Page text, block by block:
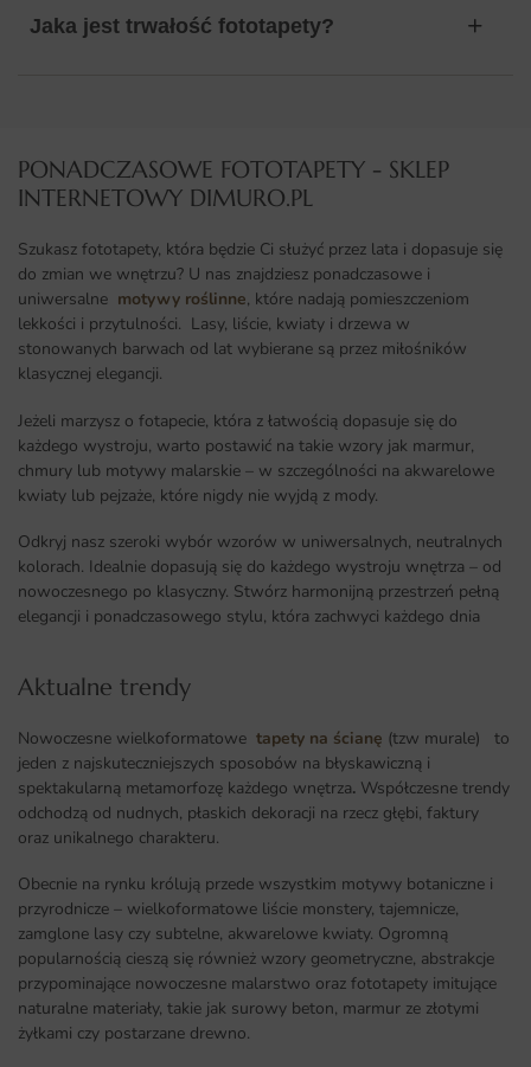
Jaka jest trwałość fototapety?
PONADCZASOWE FOTOTAPETY - SKLEP
INTERNETOWY DIMURO.PL​
Szukasz fototapety, która będzie Ci służyć przez lata i dopasuje się
do zmian we wnętrzu? U nas znajdziesz ponadczasowe i
uniwersalne motywy roślinne, które nadają pomieszczeniom
lekkości i przytulności. Lasy, liście, kwiaty i drzewa w
stonowanych barwach od lat wybierane są przez miłośników
klasycznej elegancji.
Jeżeli marzysz o fotapecie, która z łatwością dopasuje się do
każdego wystroju, warto postawić na takie wzory jak marmur,
chmury lub motywy malarskie – w szczególności na akwarelowe
kwiaty lub pejzaże, które nigdy nie wyjdą z mody.
Odkryj nasz szeroki wybór wzorów w uniwersalnych, neutralnych
kolorach. Idealnie dopasują się do każdego wystroju wnętrza – od
nowoczesnego po klasyczny. Stwórz harmonijną przestrzeń pełną
elegancji i ponadczasowego stylu, która zachwyci każdego dnia
Aktualne trendy​
Nowoczesne wielkoformatowe tapety na ścianę (tzw murale) to
jeden z najskuteczniejszych sposobów na błyskawiczną i
spektakularną metamorfozę każdego wnętrza. Współczesne trendy
odchodzą od nudnych, płaskich dekoracji na rzecz głębi, faktury
oraz unikalnego charakteru.
Obecnie na rynku królują przede wszystkim motywy botaniczne i
przyrodnicze – wielkoformatowe liście monstery, tajemnicze,
zamglone lasy czy subtelne, akwarelowe kwiaty. Ogromną
popularnością cieszą się również wzory geometryczne, abstrakcje
przypominające nowoczesne malarstwo oraz fototapety imitujące
naturalne materiały, takie jak surowy beton, marmur ze złotymi
żyłkami czy postarzane drewno.